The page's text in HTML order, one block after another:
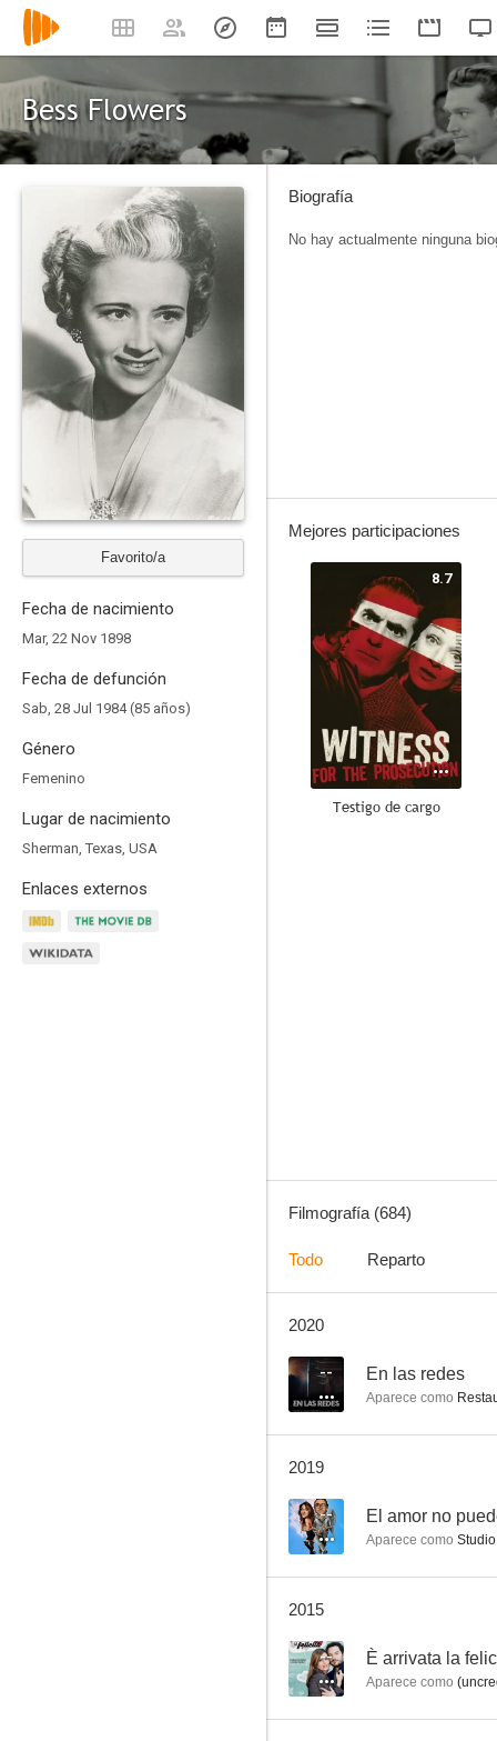
Bess Flowers
Favorito/a
Fecha de nacimiento
Mar, 22 Nov 1898
Fecha de defunción
Sab, 28 Jul 1984 (85 años)
Género
Femenino
Lugar de nacimiento
Sherman, Texas, USA
Enlaces externos
Biografía
No hay actualmente ninguna
Mejores participaciones
8.7
Testigo de cargo
7.9
Filmografía (684)
Todo Reparto
2020
-- En las redes
Aparece como
2019
-- El amor no
Aparece como
2015
-- È arrivata la
Aparece como